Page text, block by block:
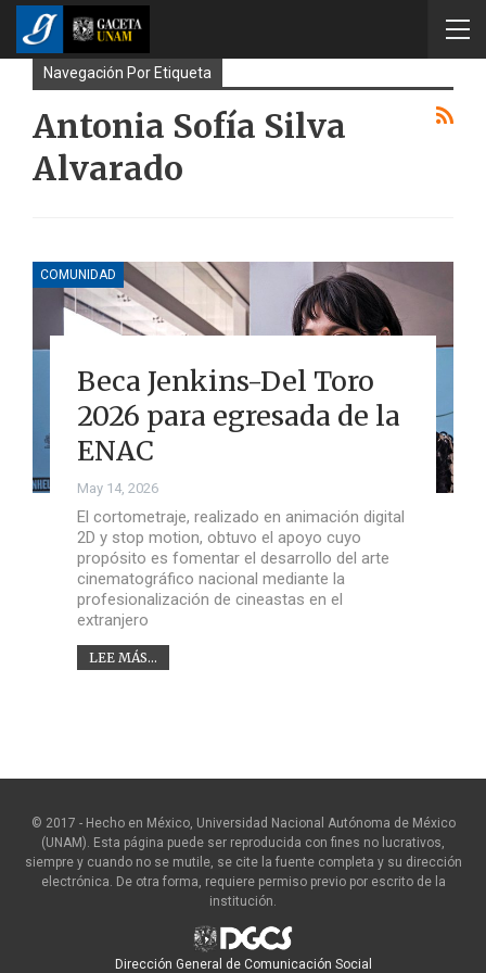
Navegación Por Etiqueta
Antonia Sofía Silva
Alvarado
COMUNIDAD
Beca Jenkins-Del Toro
2026 para egresada de la
ENAC
May 14, 2026
El cortometraje, realizado en animación digital
2D y stop motion, obtuvo el apoyo cuyo
propósito es fomentar el desarrollo del arte
cinematográfico nacional mediante la
profesionalización de cineastas en el
extranjero
LEE MÁS...
© 2017 - Hecho en México, Universidad Nacional Autónoma de México
(UNAM). Esta página puede ser reproducida con fines no lucrativos,
siempre y cuando no se mutile, se cite la fuente completa y su dirección
electrónica. De otra forma, requiere permiso previo por escrito de la
institución.
Dirección General de Comunicación Social